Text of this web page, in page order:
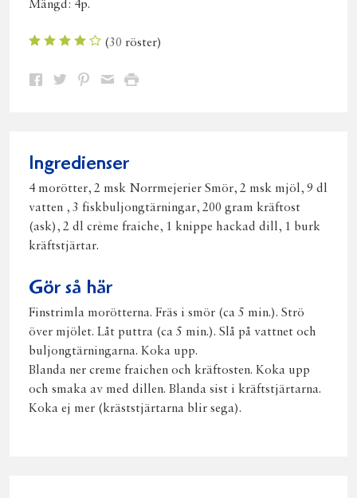
Mängd: 4p.
(30 röster)
Dela Dela Dela DelaSkriv
Ingredienser
4 morötter, 2 msk Norrmejerier Smör, 2 msk mjöl, 9 dl
vatten , 3 fiskbuljongtärningar, 200 gram kräftost
(ask), 2 dl crème fraiche, 1 knippe hackad dill, 1 burk
kräftstjärtar.
Gör så här
Finstrimla morötterna. Fräs i smör (ca 5 min.). Strö
över mjölet. Låt puttra (ca 5 min.). Slå på vattnet och
buljongtärningarna. Koka upp.
Blanda ner creme fraichen och kräftosten. Koka upp
och smaka av med dillen. Blanda sist i kräftstjärtarna.
Koka ej mer (kräststjärtarna blir sega).